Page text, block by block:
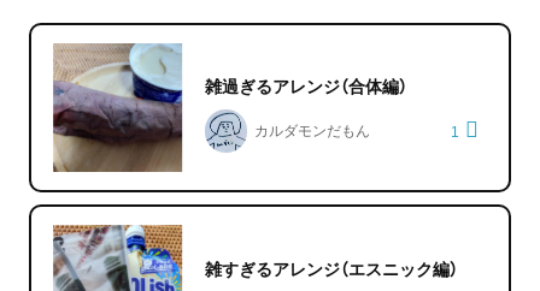
雑過ぎるアレンジ（合体編）
カルダモンだもん 1
雑すぎるアレンジ（エスニック編）